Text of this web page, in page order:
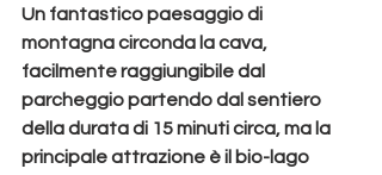
Un fantastico paesaggio di
montagna circonda la cava,
facilmente raggiungibile dal
parcheggio partendo dal sentiero
della durata di 15 minuti circa, ma la
principale attrazione è il bio-lago